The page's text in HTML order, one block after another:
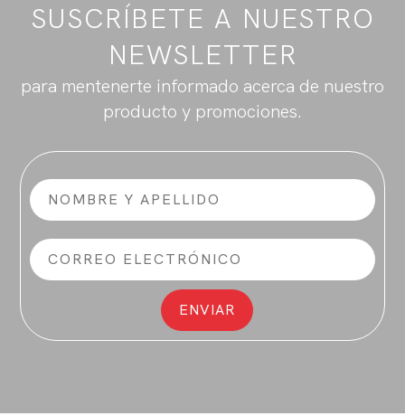
SUSCRÍBETE A NUESTRO
NEWSLETTER
para mentenerte informado acerca de nuestro
producto y promociones.